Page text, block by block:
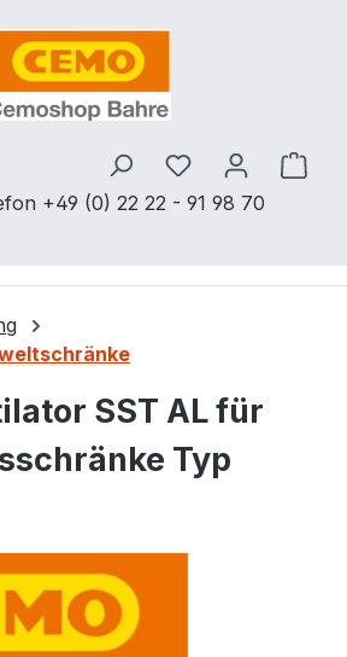
+49 (0) 22 22 - 91 98 70
Du hast 0
SST AL für
Typ